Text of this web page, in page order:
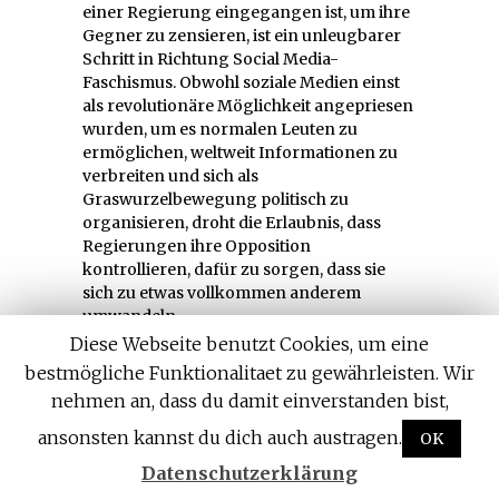
einer Regierung eingegangen ist, um ihre
Gegner zu zensieren, ist ein unleugbarer
Schritt in Richtung Social Media-
Faschismus. Obwohl soziale Medien einst
als revolutionäre Möglichkeit angepriesen
wurden, um es normalen Leuten zu
ermöglichen, weltweit Informationen zu
verbreiten und sich als
Graswurzelbewegung politisch zu
organisieren, droht die Erlaubnis, dass
Regierungen ihre Opposition
kontrollieren, dafür zu sorgen, dass sie
sich zu etwas vollkommen anderem
umwandeln.
Übersetzt aus dem Englischen von
TrueActivist.com
Abonniert uns auf Telegram - HIER
KLICKEN
Diese Webseite benutzt Cookies, um eine
bestmögliche Funktionalitaet zu gewährleisten. Wir
nehmen an, dass du damit einverstanden bist,
ansonsten kannst du dich auch austragen.
OK
Datenschutzerklärung